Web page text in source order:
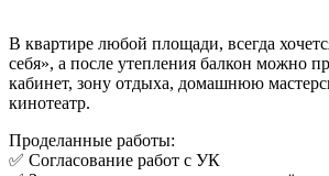
В квартире любой площади, всегда
себя», а после утепления балкон можно
кабинет, зону отдыха, домашнюю
кинотеатр.
Проделанные работы:
✅ Согласование работ с УК